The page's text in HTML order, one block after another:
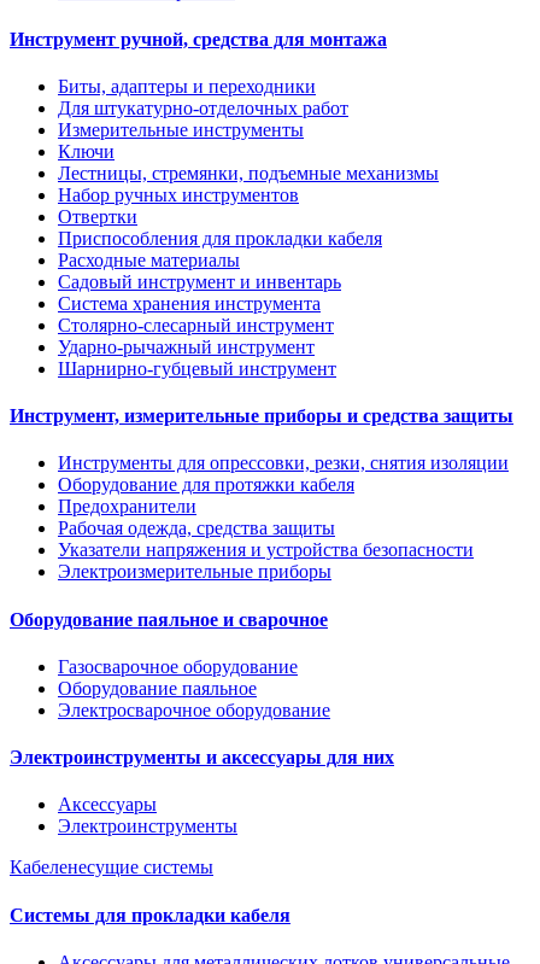
Инструмент ручной, средства для монтажа
Биты, адаптеры и переходники
Для штукатурно-отделочных работ
Измерительные инструменты
Ключи
Лестницы, стремянки, подъемные механизмы
Набор ручных инструментов
Отвертки
Приспособления для прокладки кабеля
Расходные материалы
Садовый инструмент и инвентарь
Система хранения инструмента
Столярно-слесарный инструмент
Ударно-рычажный инструмент
Шарнирно-губцевый инструмент
Инструмент, измерительные приборы и средства защиты
Инструменты для опрессовки, резки, снятия изоляции
Оборудование для протяжки кабеля
Предохранители
Рабочая одежда, средства защиты
Указатели напряжения и устройства безопасности
Электроизмерительные приборы
Оборудование паяльное и сварочное
Газосварочное оборудование
Оборудование паяльное
Электросварочное оборудование
Электроинструменты и аксессуары для них
Аксессуары
Электроинструменты
Кабеленесущие системы
Системы для прокладки кабеля